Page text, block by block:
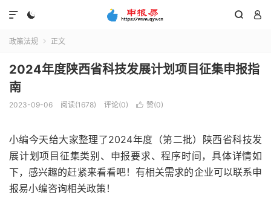
  

政策法规  正文
2024年度陕西省科技发展计划项目征集申报指
南
2023-09-06 阅读(1678) 评论(0)  赞(0)
小编今天给大家整理了2024年度（第二批）陕西省科技发
展计划项目征集类别、申报要求、程序时间，具体详情如
下，感兴趣的赶紧来看看吧！有相关需求的企业可以联系申
报易小编咨询相关政策！